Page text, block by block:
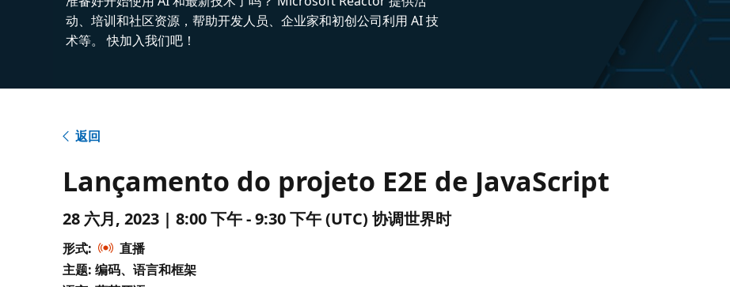
动、培训和社区资源，帮助开发人员、企业家和初创公司利用 AI 技
术等。 快加入我们吧！
返回
Lançamento do projeto E2E de JavaScript
28 六月, 2023 | 8:00 下午 - 9:30 下午 (UTC) 协调世界时
形式:
直播
主题: 编码、语言和框架